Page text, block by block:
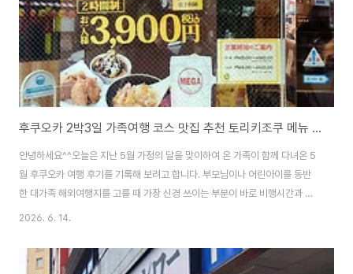
후쿠오카 2박3일 가족여행 코스 맛집 추천 토리키조쿠 메뉴 가격 주문방법 총정리
안녕하세요^^오늘은 지난 5월 가정의 달을 맞이하여 온 가족이 함께 다녀온 5
월 후쿠오카 여행 후기를 기록해 보려고 합니다. 부모님이나 어린아이를 동반
한 대가족 해외여행지를 고를 때 가장 신경 쓰이는 부분이 바로 비행시간과 현
지 이동 동선 그리고 음식이죠. 후쿠오카는 비행시간이 1시간 내외로 매우 짧고
가족여행객에게 최고의 선택지입니다.이번 포스팅에서는 저희 가족이 직접 경
험하고 만족했던 후쿠오카 2박 3일 가족여행 추천 코스와 함께 여행 중 지갑
2026. 6. 14.